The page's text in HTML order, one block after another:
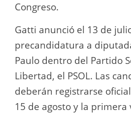
Congreso.
Gatti anunció el 13 de
precandidatura a
Paulo dentro del Partido
Libertad, el PSOL. Las
deberán registrarse
15 de agosto y la primera